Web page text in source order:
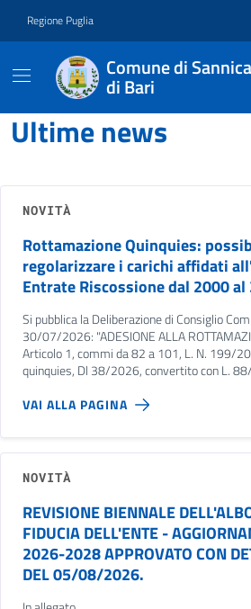
Regione Puglia
Comune di
di Bari
Comune di
Contenuti in evidenza
Ultime news
NOVITÀ
Rottamazione Quinquies:
regolarizzare i carichi affidati
Entrate Riscossione dal 2000 al
Si pubblica la Deliberazione di Consiglio
30/07/2026: "ADESIONE ALLA
Articolo 1, commi da 82 a 101, L. N. 199/
quinquies, Dl 38/2026, convertito con L.
VAI ALLA PAGINA
NOVITÀ
REVISIONE BIENNALE
FIDUCIA DELL'ENTE -
2026-2028 APPROVATO CON
DEL 05/08/2026.